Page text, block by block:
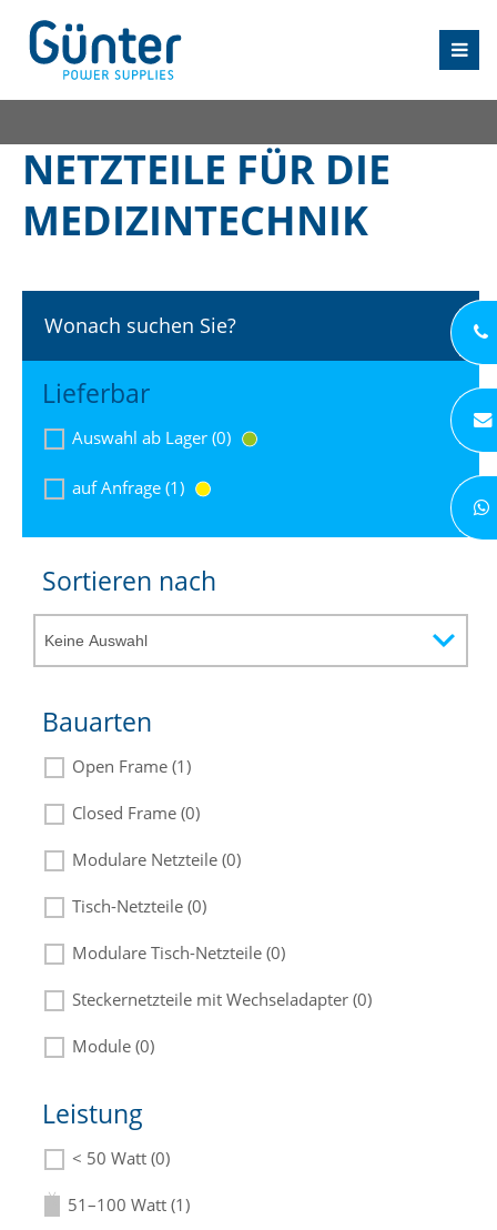
NETZTEILE FÜR DIE
MEDIZINTECHNIK
Wonach suchen Sie?
Lieferbar
Auswahl ab Lager (0)
auf Anfrage (1)
Sortieren nach
Bauarten
Open Frame (1)
Closed Frame (0)
Modulare Netzteile (0)
Tisch-Netzteile (0)
Modulare Tisch-Netzteile (0)
Steckernetzteile mit Wechseladapter (0)
Module (0)
Die passenden Netzteile finden Sie in der
Beschreibung.
Leistung
< 50 Watt (0)
51–100 Watt (1)